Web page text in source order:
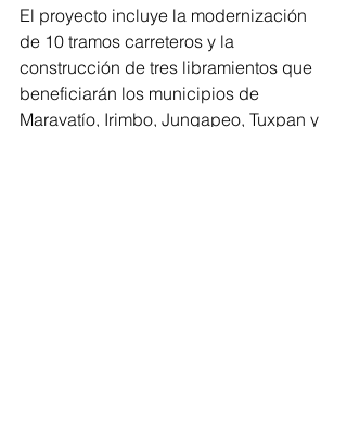
El proyecto incluye la modernización
de 10 tramos carreteros y la
construcción de tres libramientos que
beneficiarán los municipios de
Maravatío, Irimbo, Jungapeo, Tuxpan y